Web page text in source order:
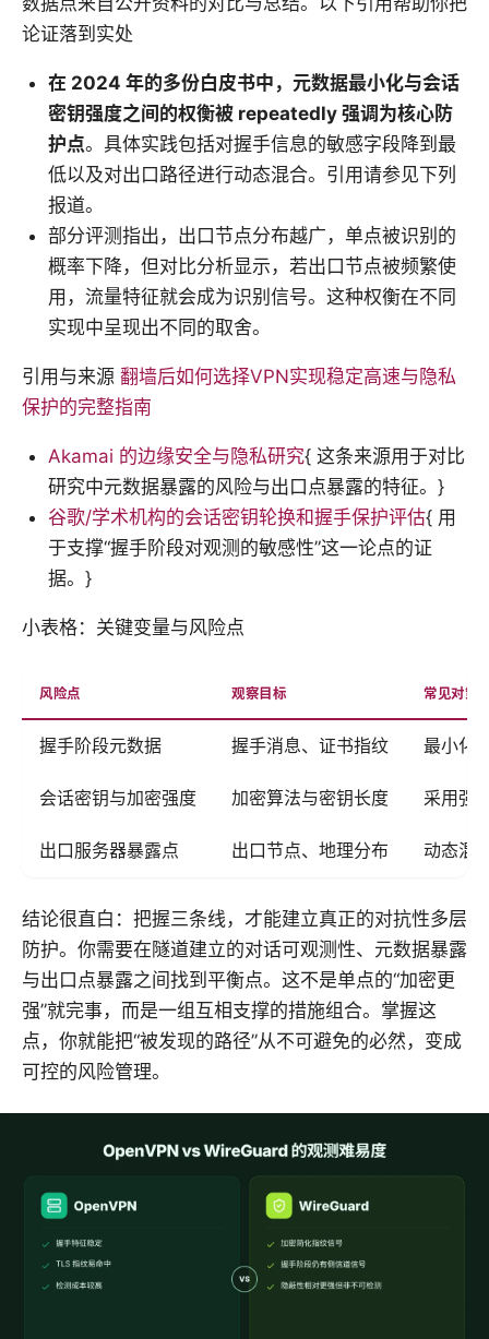
论证落到实处
在 2024 年的多份白皮书中，元数据最小化与会话
密钥强度之间的权衡被 repeatedly 强调为核心防
护点。具体实践包括对握手信息的敏感字段降到最
低以及对出口路径进行动态混合。引用请参见下列
报道。
部分评测指出，出口节点分布越广，单点被识别的
概率下降，但对比分析显示，若出口节点被频繁使
用，流量特征就会成为识别信号。这种权衡在不同
实现中呈现出不同的取舍。
引用与来源 翻墙后如何选择VPN实现稳定高速与隐私
保护的完整指南
Akamai 的边缘安全与隐私研究{ 这条来源用于对比
研究中元数据暴露的风险与出口点暴露的特征。}
谷歌/学术机构的会话密钥轮换和握手保护评估{ 用
于支撑“握手阶段对观测的敏感性”这一论点的证
据。}
小表格：关键变量与风险点
风险点 观察目标 常见对策
握手阶段元数据 握手消息、证书指纹 最小化
会话密钥与加密强度 加密算法与密钥长度 采用强
出口服务器暴露点 出口节点、地理分布 动态混
结论很直白：把握三条线，才能建立真正的对抗性多层
防护。你需要在隧道建立的对话可观测性、元数据暴露
与出口点暴露之间找到平衡点。这不是单点的“加密更
强”就完事，而是一组互相支撑的措施组合。掌握这
点，你就能把“被发现的路径”从不可避免的必然，变成
可控的风险管理。